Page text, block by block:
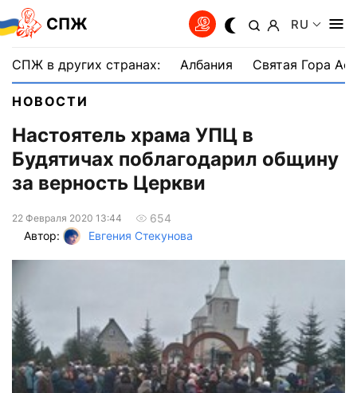
СПЖ RU
СПЖ в других странах: Албания Святая Гора
НОВОСТИ
Настоятель храма УПЦ в
Будятичах поблагодарил общину
за верность Церкви
22 Февраля 2020 13:44
654
Автор:
Евгения Стекунова